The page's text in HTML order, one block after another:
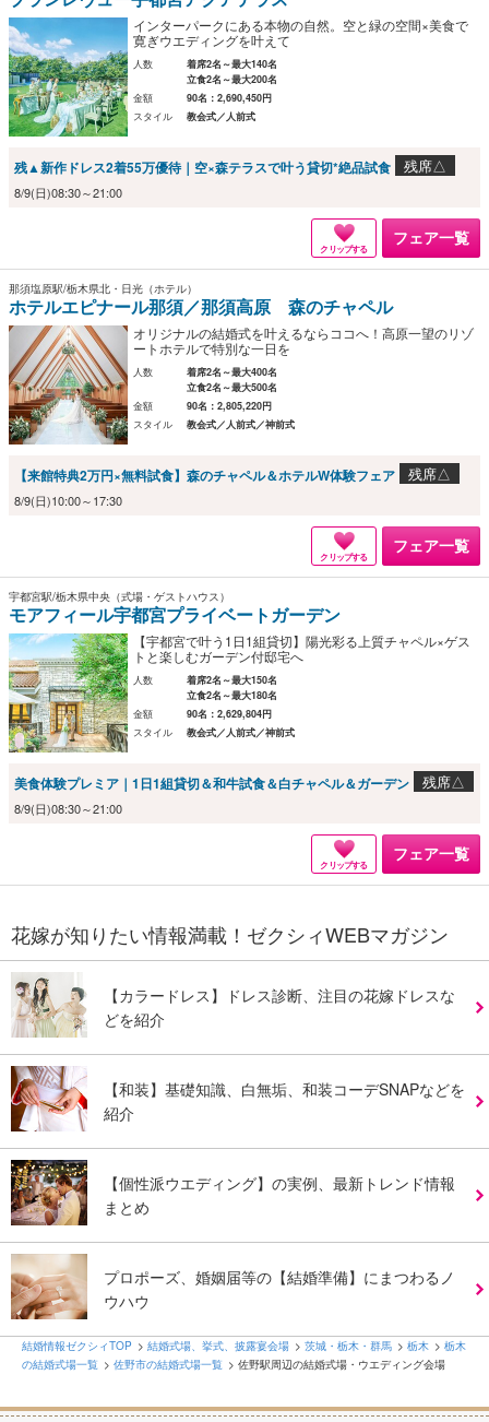
インターパークにある本物の自然。空と緑の空間×美食で
寛ぎウエディングを叶えて
人数
着席2名～最大140名
立食2名～最大200名
金額
90名：2,690,450円
スタイル
教会式／人前式
残▲新作ドレス2着55万優待｜空×森テラスで叶う貸切*絶品試食 残席△
8/9(日)08:30～21:00
クリップする
フェア一覧
那須塩原駅/栃木県北・日光（ホテル）
ホテルエピナール那須／那須高原 森のチャペル
オリジナルの結婚式を叶えるならココへ！高原一望のリゾ
ートホテルで特別な一日を
人数
着席2名～最大400名
立食2名～最大500名
金額
90名：2,805,220円
スタイル
教会式／人前式／神前式
【来館特典2万円×無料試食】森のチャペル＆ホテルW体験フェア 残席△
8/9(日)10:00～17:30
クリップする
フェア一覧
宇都宮駅/栃木県中央（式場・ゲストハウス）
モアフィール宇都宮プライベートガーデン
【宇都宮で叶う1日1組貸切】陽光彩る上質チャペル×ゲス
トと楽しむガーデン付邸宅へ
人数
着席2名～最大150名
立食2名～最大180名
金額
90名：2,629,804円
スタイル
教会式／人前式／神前式
美食体験プレミア｜1日1組貸切＆和牛試食＆白チャペル＆ガーデン 残席△
8/9(日)08:30～21:00
クリップする
フェア一覧
花嫁が知りたい情報満載！ゼクシィWEBマガジン
【カラードレス】ドレス診断、注目の花嫁ドレスな
どを紹介
【和装】基礎知識、白無垢、和装コーデSNAPなどを
紹介
【個性派ウエディング】の実例、最新トレンド情報
まとめ
プロポーズ、婚姻届等の【結婚準備】にまつわるノ
ウハウ
結婚情報ゼクシィTOP 結婚式場、挙式、披露宴会場 茨城・栃木・群馬 栃木
栃木
の結婚式場一覧
佐野市の結婚式場一覧 佐野駅周辺の結婚式場・ウエディング会場